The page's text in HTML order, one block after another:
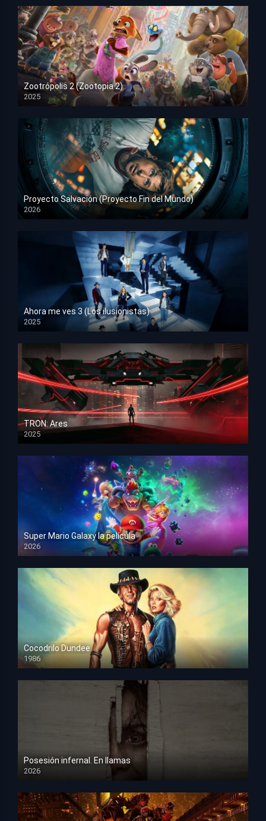
Zootrópolis 2 (Zootopia 2)
2025
HD 1080p
Proyecto Salvación (Proyecto Fin del Mundo)
2026
HD 1080p
Ahora me ves 3 (Los ilusionistas)
2025
HD 1080p
TRON: Ares
2025
HD 1080p
Super Mario Galaxy la película
2026
HD 1080p
Cocodrilo Dundee
1986
HD 1080p
Posesión infernal. En llamas
2026
HD 1080p